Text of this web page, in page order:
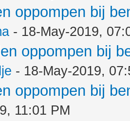
oppompen bij
- 18-May-2019,
oppompen bij
- 18-May-2019,
oppompen bij
11:01 PM